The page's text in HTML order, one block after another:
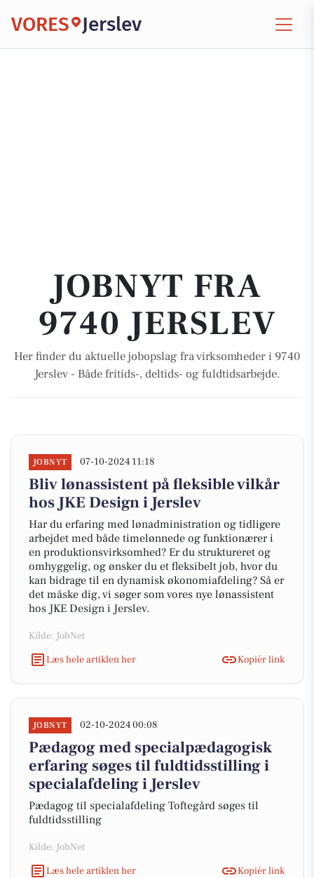
VORES Jerslev
JOBNYT FRA
9740 JERSLEV
Her finder du aktuelle jobopslag fra virksomheder i 9740
Jerslev - Både fritids-, deltids- og fuldtidsarbejde.
JOBNYT 07-10-2024 11:18
Bliv lønassistent på fleksible vilkår
hos JKE Design i Jerslev
Har du erfaring med lønadministration og tidligere
arbejdet med både timelønnede og funktionærer i
en produktionsvirksomhed? Er du struktureret og
omhyggelig, og ønsker du et fleksibelt job, hvor du
kan bidrage til en dynamisk økonomiafdeling? Så er
det måske dig, vi søger som vores nye lønassistent
hos JKE Design i Jerslev.
Kilde: JobNet
Læs hele artiklen her
Kopiér link
JOBNYT 02-10-2024 00:08
Pædagog med specialpædagogisk
erfaring søges til fuldtidsstilling i
specialafdeling i Jerslev
Pædagog til specialafdeling Toftegård søges til
fuldtidsstilling
Kilde: JobNet
Læs hele artiklen her
Kopiér link